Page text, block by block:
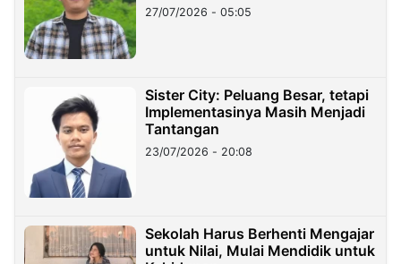
27/07/2026 - 05:05
Sister City: Peluang Besar, tetapi
Implementasinya Masih Menjadi
Tantangan
23/07/2026 - 20:08
Sekolah Harus Berhenti Mengajar
untuk Nilai, Mulai Mendidik untuk